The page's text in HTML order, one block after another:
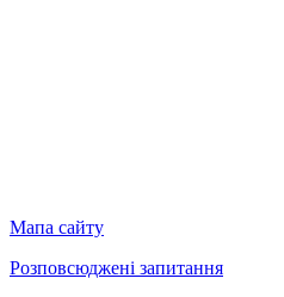
Мапа сайту
Розповсюджені запитання